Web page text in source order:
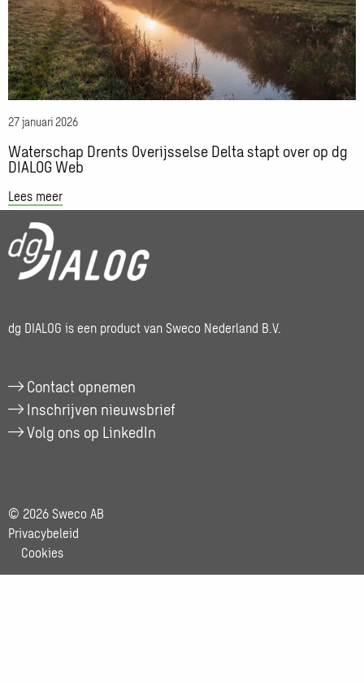
27 januari 2026
Waterschap Drents Overijsselse Delta stapt over op dg
DIALOG Web
Lees meer
Delta
stapt
over
op
dg
DIALOG
dg DIALOG is een product van Sweco Nederland B.V.
Contact opnemen
Inschrijven nieuwsbrief
Volg ons op LinkedIn
© 2026 Sweco AB
Privacybeleid
Cookies